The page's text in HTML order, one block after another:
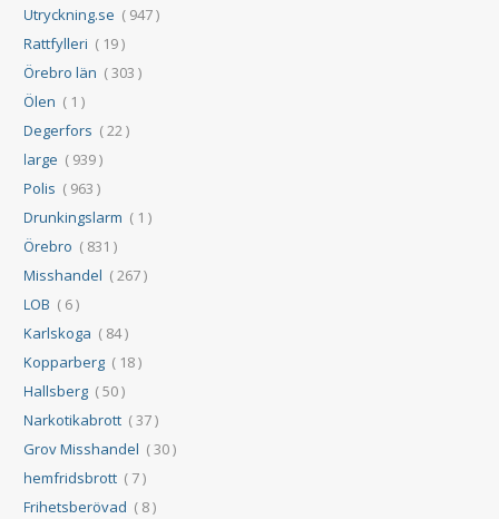
Utryckning.se ( 947 )
Rattfylleri ( 19 )
Örebro län ( 303 )
Ölen ( 1 )
Degerfors ( 22 )
large ( 939 )
Polis ( 963 )
Drunkingslarm ( 1 )
Örebro ( 831 )
Misshandel ( 267 )
LOB ( 6 )
Karlskoga ( 84 )
Kopparberg ( 18 )
Hallsberg ( 50 )
Narkotikabrott ( 37 )
Grov Misshandel ( 30 )
hemfridsbrott ( 7 )
Frihetsberövad ( 8 )